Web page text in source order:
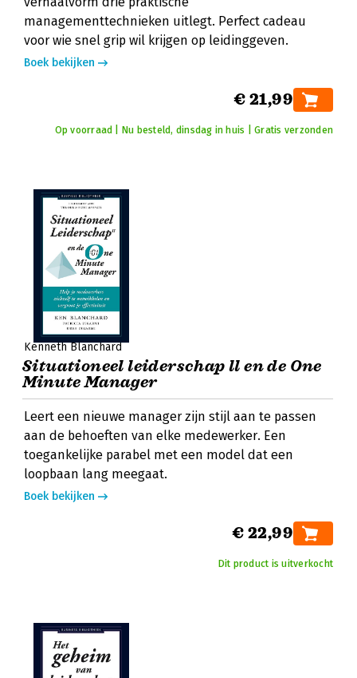
managementtechnieken uitlegt. Perfect cadeau
voor wie snel grip wil krijgen op leidinggeven.
Boek bekijken
€ 21,99
Op voorraad | Nu besteld, dinsdag in huis | Gratis verzonden
Kenneth Blanchard
Situationeel leiderschap ll en de One
Minute Manager
Leert een nieuwe manager zijn stijl aan te passen
aan de behoeften van elke medewerker. Een
toegankelijke parabel met een model dat een
loopbaan lang meegaat.
Boek bekijken
€ 22,99
Dit product is uitverkocht